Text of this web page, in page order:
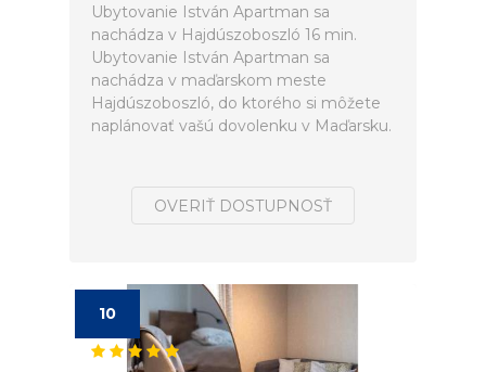
Ubytovanie István Apartman sa
nachádza v Hajdúszoboszló 16 min.
Ubytovanie István Apartman sa
nachádza v maďarskom meste
Hajdúszoboszló, do ktorého si môžete
naplánovať vašú dovolenku v Maďarsku.
OVERIŤ DOSTUPNOSŤ
10